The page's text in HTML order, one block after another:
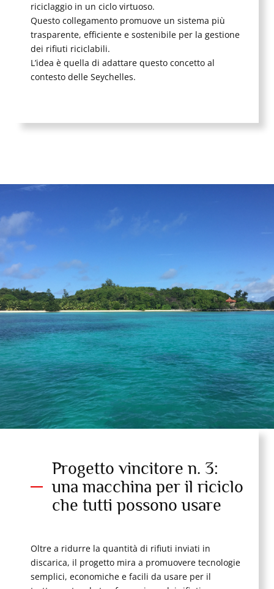
riciclaggio in un ciclo virtuoso.
Questo collegamento promuove un sistema più
trasparente, efficiente e sostenibile per la gestione
dei rifiuti riciclabili.
L’idea è quella di adattare questo concetto al
contesto delle Seychelles.
Progetto vincitore n. 3:
una macchina per il riciclo
che tutti possono usare
Oltre a ridurre la quantità di rifiuti inviati in
discarica, il progetto mira a promuovere tecnologie
semplici, economiche e facili da usare per il